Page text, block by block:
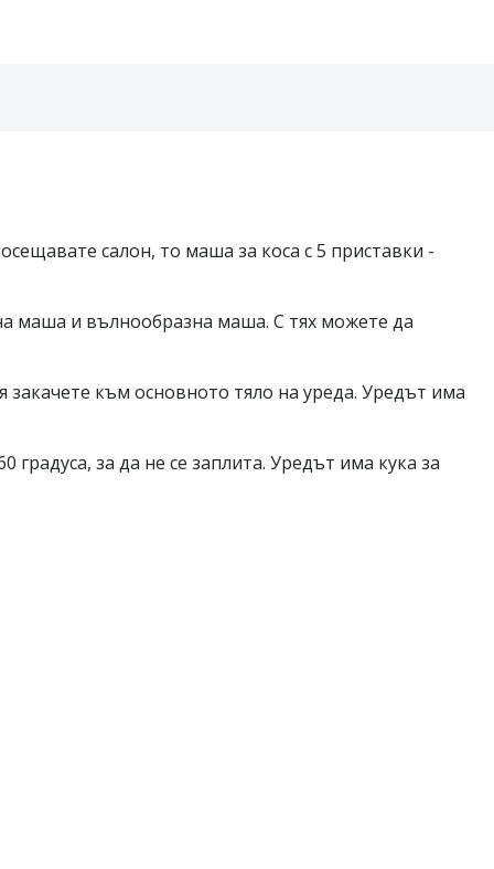
салон, то маша за коса с 5 приставки -
маша и вълнообразна маша. С тях можете да
закачете към основното тяло на уреда. Уредът има
за да не се заплита. Уредът има кука за